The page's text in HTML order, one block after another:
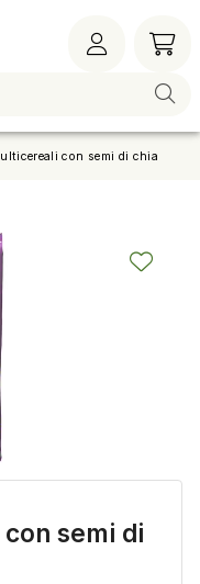
con semi di chia
semi di